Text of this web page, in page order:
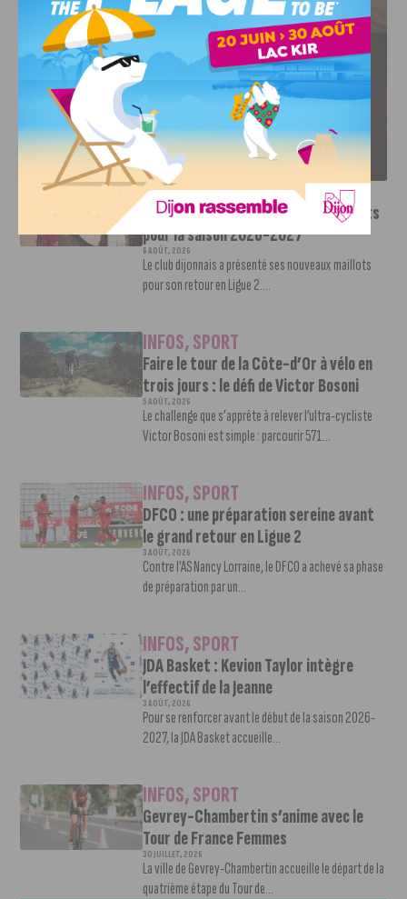
LE DFCO DÉVOILE SES NOUVEAUX MAILLOTS POUR LA
SAISON 2026-2027
INFOS,SPORT
Le DFCO dévoile ses nouveaux maillots
pour la saison 2026-2027
6 AOÛT, 2026
Le club dijonnais a présenté ses nouveaux maillots
pour son retour en Ligue 2....
INFOS,SPORT
Faire le tour de la Côte-d’Or à vélo en
trois jours : le défi de Victor Bosoni
5 AOÛT, 2026
Le challenge que s’apprête à relever l’ultra-cycliste
Victor Bosoni est simple : parcourir 571...
INFOS,SPORT
DFCO : une préparation sereine avant
le grand retour en Ligue 2
3 AOÛT, 2026
Contre l’AS Nancy Lorraine, le DFCO a achevé sa phase
de préparation par un...
INFOS,SPORT
JDA Basket : Kevion Taylor intègre
l’effectif de la Jeanne
3 AOÛT, 2026
Pour se renforcer avant le début de la saison 2026-
2027, la JDA Basket accueille...
INFOS,SPORT
Gevrey-Chambertin s’anime avec le
Tour de France Femmes
30 JUILLET, 2026
La ville de Gevrey-Chambertin accueille le départ de la
quatrième étape du Tour de...